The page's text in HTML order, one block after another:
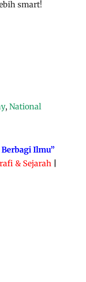
smart!
, National
Ilmu”
& Sejarah